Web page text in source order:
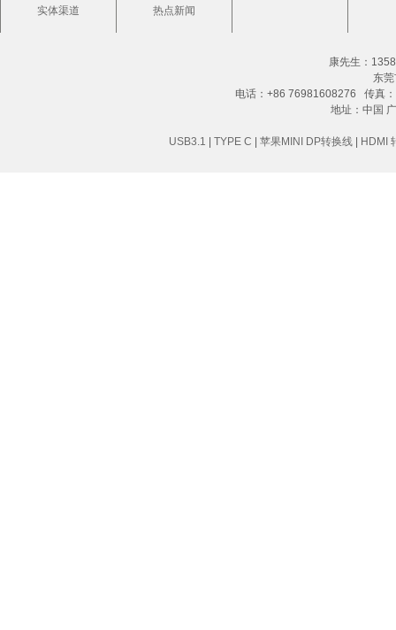
实体渠道 热点新闻
康先生：
东
电话：+86 76981608276 传真
地址：中国
USB3.1 TYPE C 苹果MINI DP转换线 HDMI